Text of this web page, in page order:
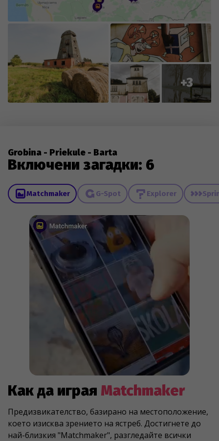
+3
Grobina - Priekule - Barta
Включени загадки: 6
Matchmaker G-Spot Explorer
Как да играя Matchmaker
Предизвикателство, базирано на местоположение,
което изисква зрението на ястреб. Достигнете до
най-близкия "Matchmaker", разгледайте всички